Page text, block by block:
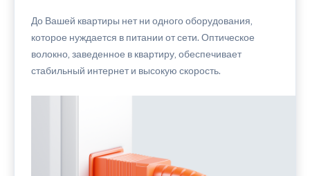
До Вашей квартиры нет ни одного оборудования,
которое нуждается в питании от сети. Оптическое
волокно, заведенное в квартиру, обеспечивает
стабильный интернет и высокую скорость.